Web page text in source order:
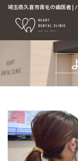
埼玉県久喜市青毛の歯医者 |